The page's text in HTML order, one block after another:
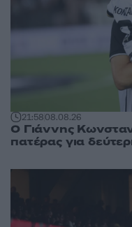
21:5808.08.26
Ο Γιάννης
πατέρας για